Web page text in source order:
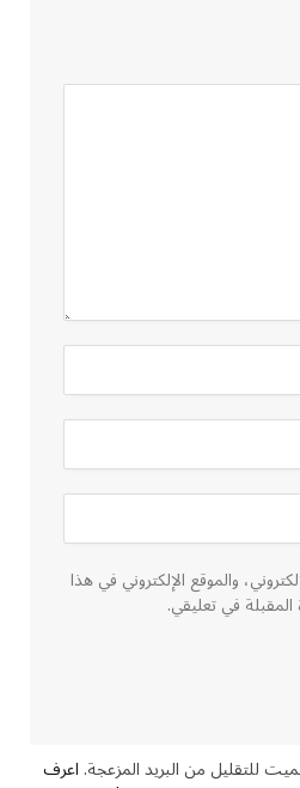
والموقع الإلكتروني في هذا
في تعليقي.
للتقليل من البريد المزعجة.اعرف